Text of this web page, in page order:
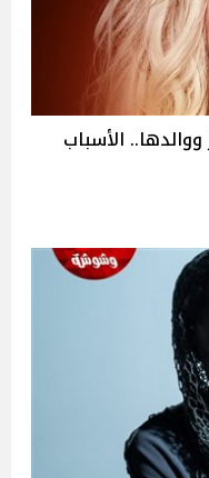
الأسباب